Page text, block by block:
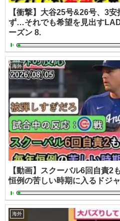
【衝撃】大谷25号&26号、3
ず…それでも希望を見出す
ーズン 8.
海外
【動画】スクーバル6回自責2
恒例の苦しい時期に入るドジ
海外